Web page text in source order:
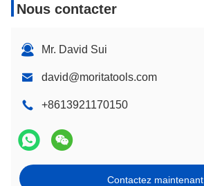
Nous contacter
Mr. David Sui
david@moritatools.com
+8613921170150
Contactez maintenant